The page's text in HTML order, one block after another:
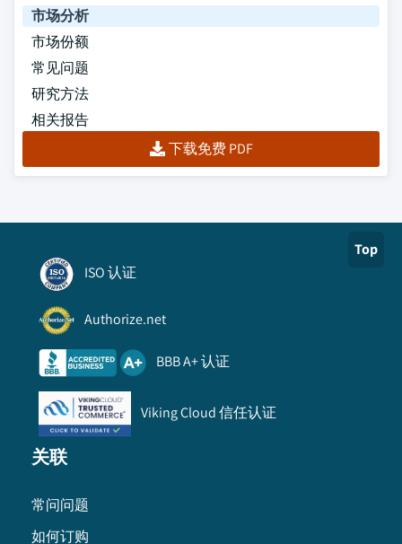
市场分析
市场份额
常见问题
研究方法
相关报告
下载免费 PDF
Top
ISO 认证
Authorize.net
BBB A+ 认证
Viking Cloud 信任认证
关联
常问问题
如何订购